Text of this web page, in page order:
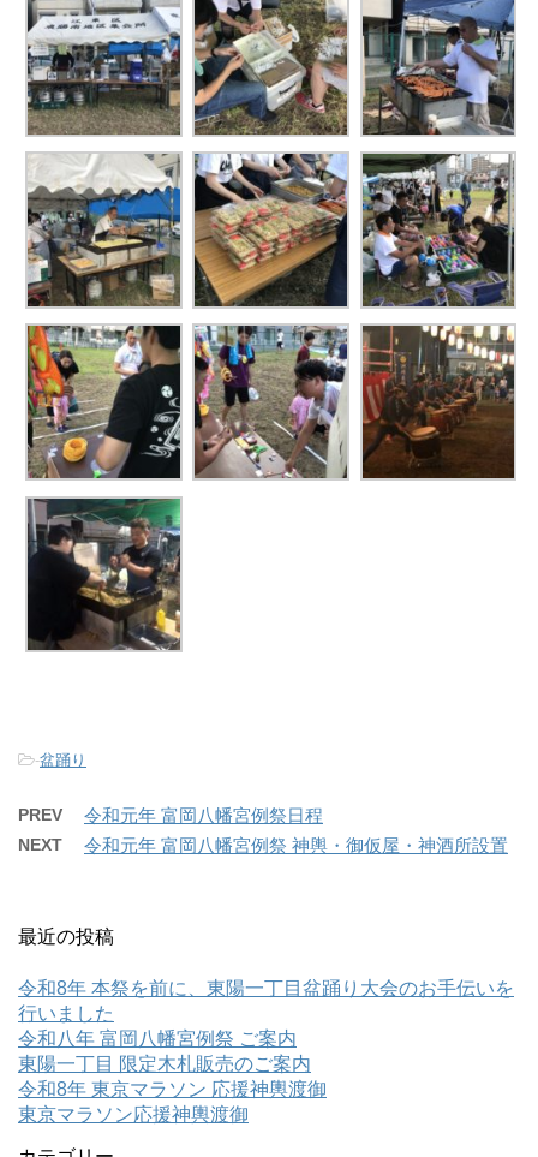
-盆踊り
PREV 令和元年 富岡八幡宮例祭日程
NEXT 令和元年 富岡八幡宮例祭 神輿・御仮屋・神酒所設置
最近の投稿
令和8年 本祭を前に、東陽一丁目盆踊り大会のお手伝いを
行いました
令和八年 富岡八幡宮例祭 ご案内
東陽一丁目 限定木札販売のご案内
令和8年 東京マラソン 応援神輿渡御
東京マラソン応援神輿渡御